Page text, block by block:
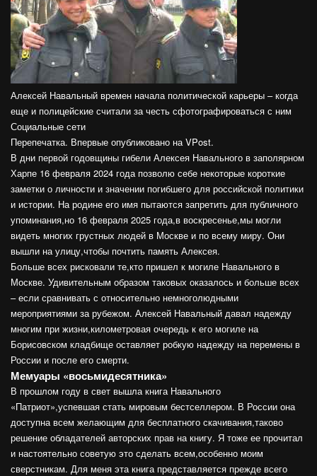
Алексей Навальный времен начала политической карьеры – когда
еще и полицейские считали за честь сфотографироваться с ним
Социальные сети
Перепечатка. Впервые опубликовано на VPost.
В дни первой годовщины гибели Алексея Навального в заполярном
Харпе 16 февраля 2024 года позволю себе некоторые короткие
заметки о личности и значении погибшего для российской политики
и истории. На родине его имя пытаются запретить для публичного
упоминания,но 16 февраля 2025 года,в воскресенье,мы могли
видеть многих грустных людей в Москве и по всему миру. Они
вышли на улицу,чтобы почтить память Алексея.
Больше всех рисковали те,кто пришел к могиле Навального в
Москве. Удивительным образом таковых оказалось и больше всех
– если сравнивать с относительно немноголюдными
мероприятиями за рубежом. Алексей Навальный давал надежду
многим при жизни,километровая очередь к его могиле на
Борисовском кладбище оставляет робкую надежду на перемены в
России и после его смерти.
Мемуары «восьмидесятника»
В прошлом году в свет вышла книга Навального
«Патриот»,успевшая стать мировым бестселлером. В России она
доступна всем желающим для бесплатного скачивания,таково
решение обладателей авторских прав на книгу. Я тоже ее прочитал
и настоятельно советую это сделать всем,особенно моим
сверстникам. Для меня эта книга представляется прежде всего